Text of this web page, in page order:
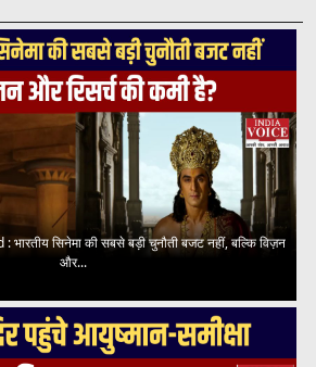
सिनेमा की सबसे बड़ी चुनौती बजट नहीं, बल्कि विज़न
और...